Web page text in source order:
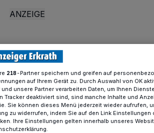
218-Partner speichern und greifen auf
auf Ihrem Gerät zu. Durch Auswahl von OK
und unsere Partner verarbeiten Daten, um Ihnen
Tracker deaktiviert sind, sind manche Inhalte und
Sie können dieses Menü jederzeit wieder aufrufen,
zu widerrufen, indem Sie auf den Link Einstellungen
Ihre Einstellungen gelten innerhalb unseres